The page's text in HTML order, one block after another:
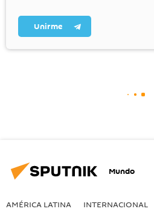
Unirme
Mundo
AMÉRICA LATINA INTERNACIONAL